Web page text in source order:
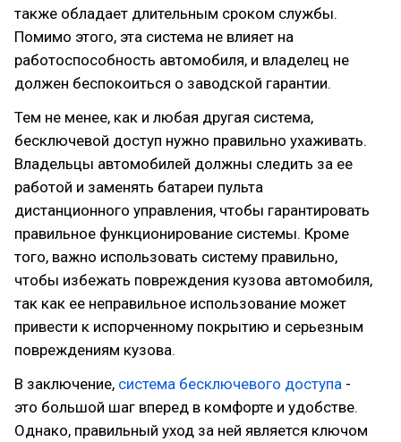
также обладает длительным сроком службы.
Помимо этого, эта система не влияет на
работоспособность автомобиля, и владелец не
должен беспокоиться о заводской гарантии.
Тем не менее, как и любая другая система,
бесключевой доступ нужно правильно ухаживать.
Владельцы автомобилей должны следить за ее
работой и заменять батареи пульта
дистанционного управления, чтобы гарантировать
правильное функционирование системы. Кроме
того, важно использовать систему правильно,
чтобы избежать повреждения кузова автомобиля,
так как ее неправильное использование может
привести к испорченному покрытию и серьезным
повреждениям кузова.
В заключение, система бесключевого доступа -
это большой шаг вперед в комфорте и удобстве.
Однако, правильный уход за ней является ключом